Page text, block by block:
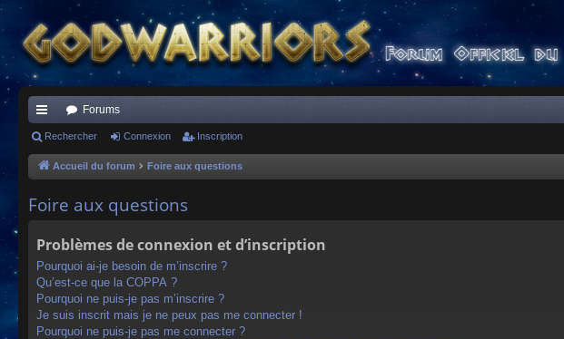
ac
co
s
Forums
Rechercher Connexion Inscription
Accueil du forum Foire aux questions
Foire aux questions
Problèmes de connexion et d’inscription
Pourquoi ai-je besoin de m’inscrire ?
Qu’est-ce que la COPPA ?
Pourquoi ne puis-je pas m’inscrire ?
Je suis inscrit mais je ne peux pas me connecter !
Pourquoi ne puis-je pas me connecter ?